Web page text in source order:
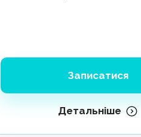
Записатися
Детальніше